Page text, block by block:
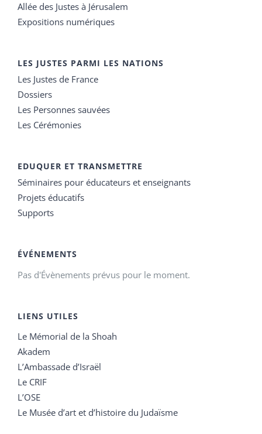
Allée des Justes à Jérusalem
Expositions numériques
LES JUSTES PARMI LES NATIONS
Les Justes de France
Dossiers
Les Personnes sauvées
Les Cérémonies
EDUQUER ET TRANSMETTRE
Séminaires pour éducateurs et enseignants
Projets éducatifs
Supports
ÉVÉNEMENTS
Pas d'Évènements prévus pour le moment.
LIENS UTILES
Le Mémorial de la Shoah
Akadem
L’Ambassade d’Israël
Le CRIF
L’OSE
Le Musée d’art et d’histoire du Judaïsme